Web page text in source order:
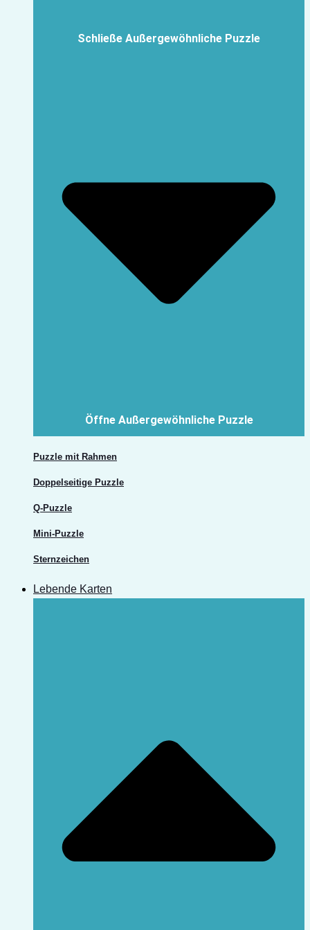
Schließe Außergewöhnliche Puzzle
Öffne Außergewöhnliche Puzzle
Puzzle mit Rahmen
Doppelseitige Puzzle
Q-Puzzle
Mini-Puzzle
Sternzeichen
Lebende Karten